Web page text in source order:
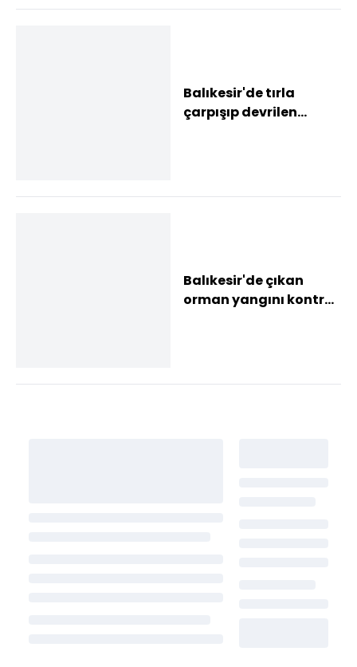
Balıkesir'de tırla
çarpışıp devrilen
Balıkesir'de çıkan
orman yangını kontrol